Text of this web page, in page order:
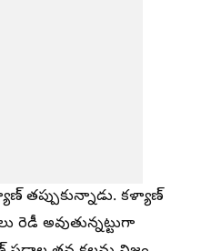
తప్పుకున్నాడు. కళ్యాణ్
రెడీ అవుతున్నట్టుగా